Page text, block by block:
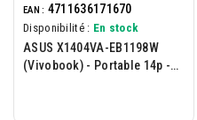
EAN : 4711636171670
Disponibilité : En stock
ASUS X1404VA-EB1198W
(Vivobook) - Portable 14p -